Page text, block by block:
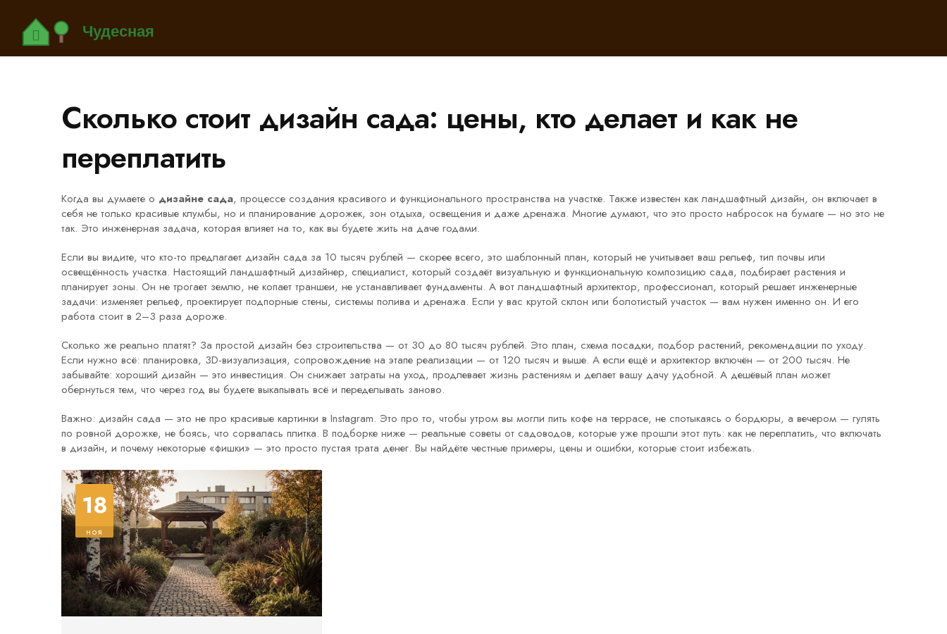
Сколько стоит дизайн сада: цены, кто делает и как не
переплатить
Когда вы думаете о дизайне сада, процессе создания красивого и функционального пространства на участке. Также известен какландшафтный дизайн, он включает в
себя не только красивые клумбы, но и планирование дорожек, зон отдыха, освещения и даже дренажа. Многие думают, что это просто набросок на бумаге — но это не
так. Это инженерная задача, которая влияет на то, как вы будете жить на даче годами.
Если вы видите, что кто-то предлагает дизайн сада за 10 тысяч рублей — скорее всего, это шаблонный план, который не учитывает ваш рельеф, тип почвы или
освещённость участка. Настоящийландшафтный дизайнер, специалист, который создаёт визуальную и функциональную композицию сада, подбирает растения и
планирует зоны. Он не трогает землю, не копает траншеи, не устанавливает фундаменты. А вотландшафтный архитектор, профессионал, который решает инженерные
задачи: изменяет рельеф, проектирует подпорные стены, системы полива и дренажа. Если у вас крутой склон или болотистый участок — вам нужен именно он. И его
работа стоит в 2–3 раза дороже.
Сколько же реально платят? За простой дизайн без строительства — от 30 до 80 тысяч рублей. Это план, схема посадки, подбор растений, рекомендации по уходу.
Если нужно всё: планировка, 3D-визуализация, сопровождение на этапе реализации — от 120 тысяч и выше. А если ещё и архитектор включён — от 200 тысяч. Не
забывайте: хороший дизайн — это инвестиция. Он снижает затраты на уход, продлевает жизнь растениям и делает вашу дачу удобной. А дешёвый план может
обернуться тем, что через год вы будете выкапывать всё и переделывать заново.
Важно: дизайн сада — это не про красивые картинки в Instagram. Это про то, чтобы утром вы могли пить кофе на террасе, не спотыкаясь о бордюры, а вечером — гулять
по ровной дорожке, не боясь, что сорвалась плитка. В подборке ниже — реальные советы от садоводов, которые уже прошли этот путь: как не переплатить, что включать
в дизайн, и почему некоторые «фишки» — это просто пустая трата денег. Вы найдёте честные примеры, цены и ошибки, которые стоит избежать.
18
ноя